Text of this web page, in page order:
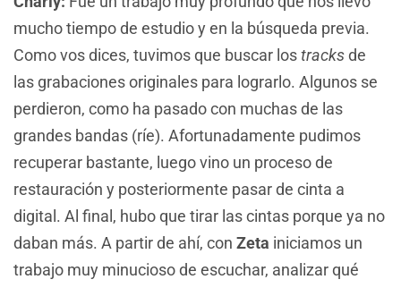
mucho tiempo de estudio y en la búsqueda previa.
Como vos dices, tuvimos que buscar lostracksde
las grabaciones originales para lograrlo. Algunos se
perdieron, como ha pasado con muchas de las
grandes bandas (ríe). Afortunadamente pudimos
recuperar bastante, luego vino un proceso de
restauración y posteriormente pasar de cinta a
digital. Al final, hubo que tirar las cintas porque ya no
daban más. A partir de ahí, con Zeta iniciamos un
trabajo muy minucioso de escuchar, analizar qué